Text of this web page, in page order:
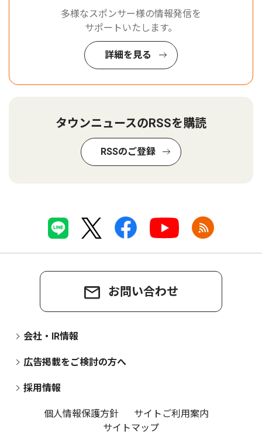
多様なスポンサー様の情報発信を
サポートいたします。
詳細を見る
タウンニュースのRSSを購読
RSSのご登録
お問い合わせ
会社・IR情報
広告掲載をご検討の方へ
採用情報
個人情報保護方針
サイトご利用案内
サイトマップ